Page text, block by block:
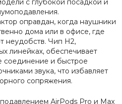
с глубокой посадкой и
оправдан, когда наушники
дома или в офисе, где
неудобств. Чип H2,
линейках, обеспечивает
соединение и быстрое
звука, что избавляет
сопряжения.